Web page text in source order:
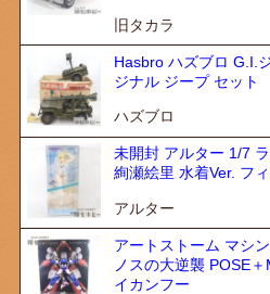
旧タカラ
Hasbro ハズブロ G.I.
ジナル ジープ セット
ハズブロ
未開封 アルター 1/7
絢瀬絵里 水着Ver. フ
アルター
アートストーム マシ
ノスの大逆襲 POSE＋
イカンフー